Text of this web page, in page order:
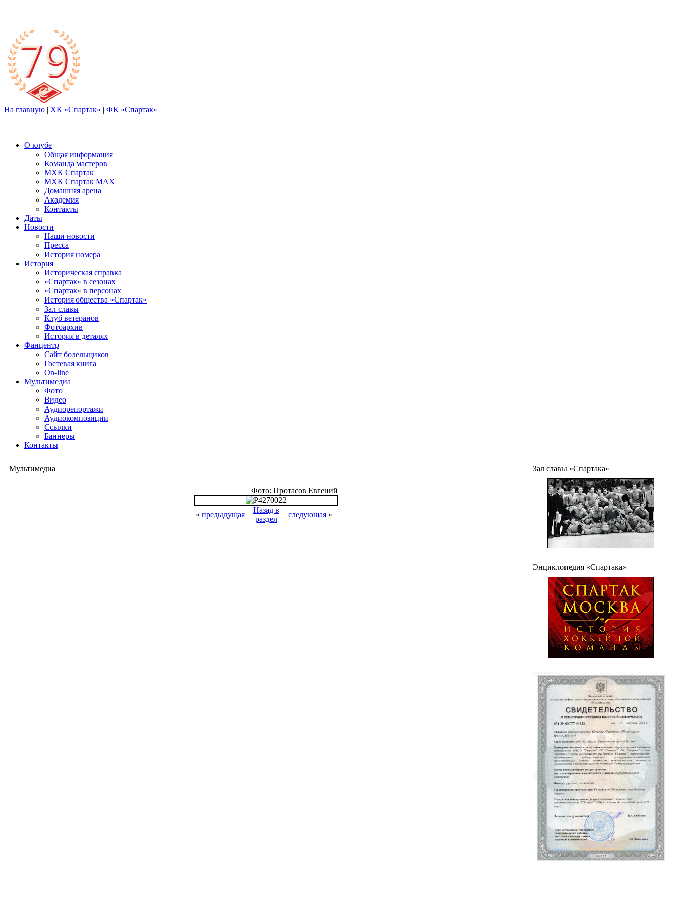
На главную | ХК «Спартак» | ФК «Спартак»
О клубе
Общая информация
Команда мастеров
МХК Спартак
МХК Спартак МАХ
Домашняя арена
Академия
Контакты
Даты
Новости
Наши новости
Пресса
История номера
История
Историческая справка
«Спартак» в сезонах
«Спартак» в персонах
История общества «Спартак»
Зал славы
Клуб ветеранов
Фотоархив
История в деталях
Фанцентр
Сайт болельщиков
Гостевая книга
On-line
Мультимедиа
Фото
Видео
Аудиорепортажи
Аудиокомпозиции
Ссылки
Баннеры
Контакты
Мультимедиа
Фото: Протасов Евгений
« предыдущая
Назад в
раздел
следующая»
Зал славы «Спартака»
Энциклопедия «Спартака»